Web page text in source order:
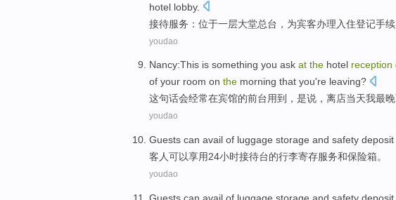
hotel lobby.
接待服务 ： 位于一层大堂总台 ， 为宾客办理入住登记手续
youdao
Nancy:This is something you ask at the hotel reception
of your room on the morning that you're leaving?
这句话会经常在宾馆的前台用到， 是说， 离店当天我最
youdao
Guests can avail of luggage storage and safety deposit
客人可以享用24小时接待台的行李寄存服务和保险箱。
youdao